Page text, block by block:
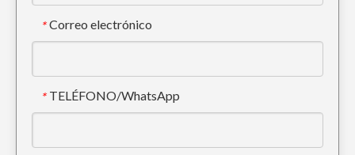
Cucharón resistente de construcción grande resistente al desgaste Hitachi 70
* Correo electrónico
* TELÉFONO/WhatsApp